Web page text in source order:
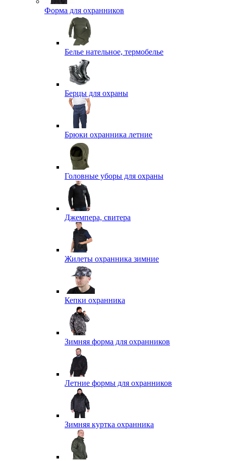
Форма для охранников
Белье нательное, термобелье
Берцы для охраны
Брюки охранника летние
Головные уборы для охраны
Джемпера, свитера
Жилеты охранника зимние
Кепки охранника
Зимняя форма для охранников
Летние формы для охранников
Зимняя куртка охранника